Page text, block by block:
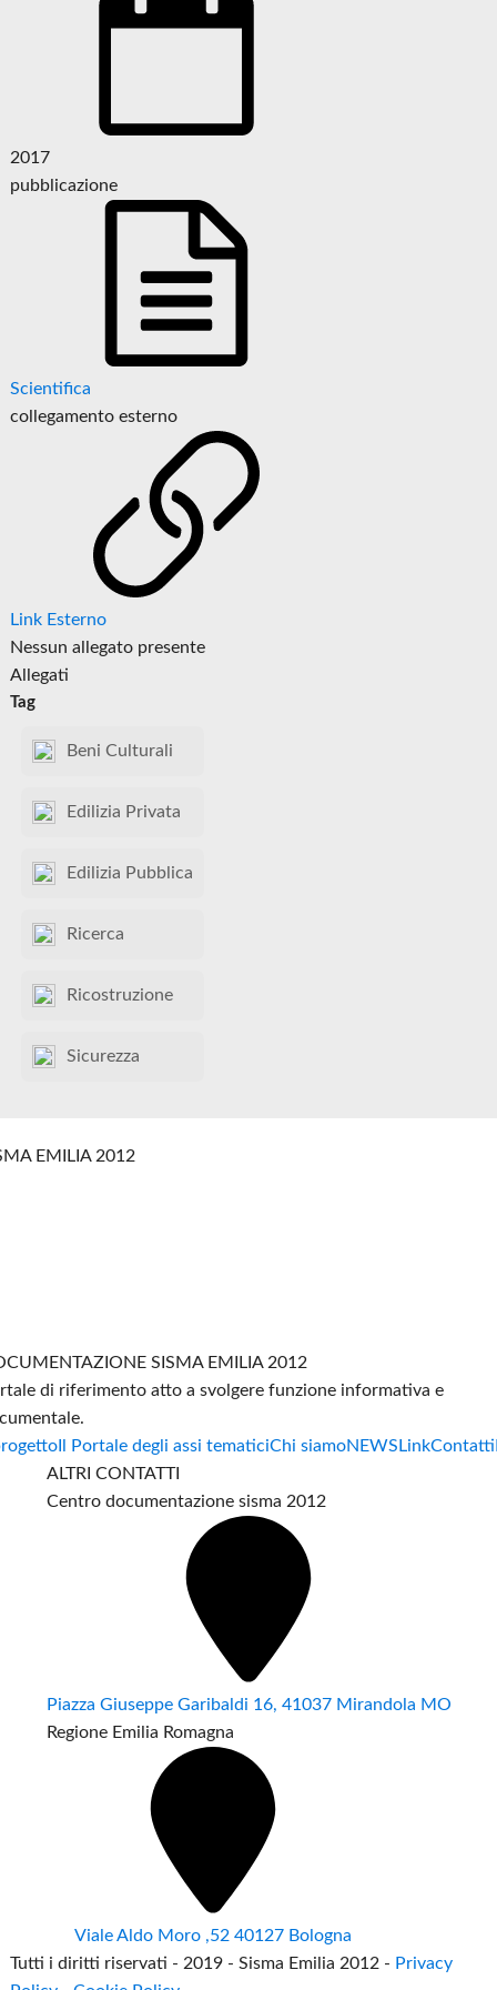
2017
pubblicazione
Scientifica
collegamento esterno
Link Esterno
Nessun allegato presente
Allegati
Tag
Beni Culturali
Edilizia Privata
Edilizia Pubblica
Ricerca
Ricostruzione
Sicurezza
EMILIA 2012
SISMA EMILIA 2012
di riferimento atto a svolgere funzione informativa e
Il Portale degli assi tematiciChi siamoNEWS LinkContatti
ALTRI CONTATTI
Centro documentazione sisma 2012
Piazza Giuseppe Garibaldi 16, 41037 Mirandola MO
Regione Emilia Romagna
Viale Aldo Moro ,52 40127 Bologna
Tutti i diritti riservati - 2019 - Sisma Emilia 2012 - Privacy